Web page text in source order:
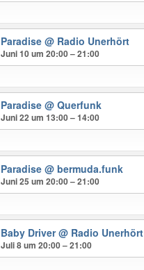
Paradise@ Radio Unerhört
Juni 10 um 20:00 – 21:00
Paradise@ Querfunk
Juni 22 um 13:00 – 14:00
Paradise@ bermuda.funk
Juni 25 um 20:00 – 21:00
Baby Driver@ Radio Unerhört
Juli 8 um 20:00 – 21:00